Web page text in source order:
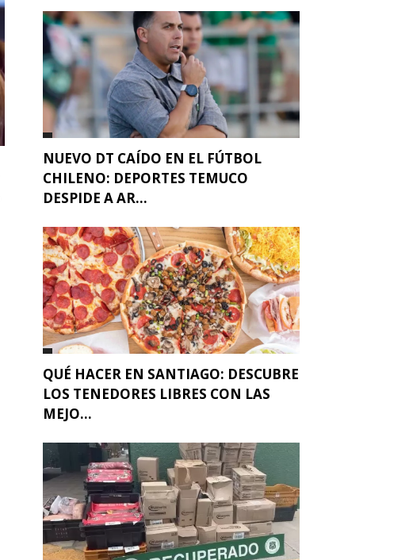
NUEVO DT CAÍDO EN EL FÚTBOL
CHILENO: DEPORTES TEMUCO
DESPIDE A AR...
QUÉ HACER EN SANTIAGO: DESCUBRE
LOS TENEDORES LIBRES CON LAS
MEJO...